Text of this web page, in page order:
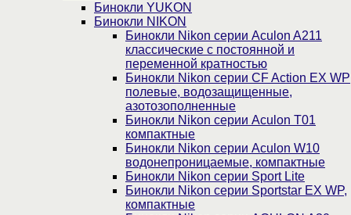
Бинокли YUKON
Бинокли NIKON
Бинокли Nikon серии Aculon A211
классические с постоянной и
переменной кратностью
Бинокли Nikon серии СF Action EX WP
полевые, водозащищенные,
азотозополненные
Бинокли Nikon серии Aculon T01
компактные
Бинокли Nikon серии Aculon W10
водонепроницаемые, компактные
Бинокли Nikon серии Sport Lite
Бинокли Nikon серии Sportstar EX WP,
компактные